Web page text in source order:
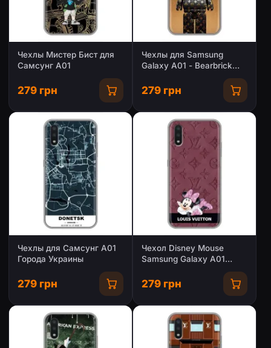
Чехлы Мистер Бист для
Самсунг А01
279 грн
Чехлы для Samsung
Galaxy A01 - Bearbrick
(PREMIUMPrint)
279 грн
Чехлы для Самсунг А01
Города Украины
279 грн
Чехол Disney Mouse
Samsung Galaxy A01
279 грн